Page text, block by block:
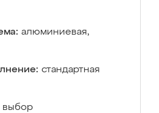
алюминиевая,
стандартная
выбор